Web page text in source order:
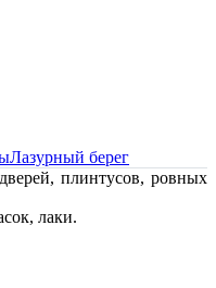
Лазурный берег
плинтусов, ровных
лаки.